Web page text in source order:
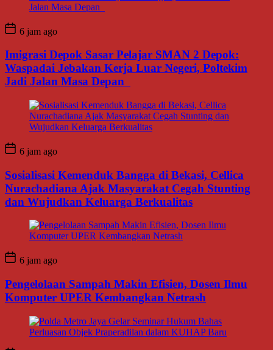
6 jam ago
Imigrasi Depok Sasar Pelajar SMAN 2 Depok:
Waspadai Jebakan Kerja Luar Negeri, Poltekim
Jadi Jalan Masa Depan
6 jam ago
Sosialisasi Kemenduk Bangga di Bekasi, Cellica
Nurachadiana Ajak Masyarakat Cegah Stunting
dan Wujudkan Keluarga Berkualitas
6 jam ago
Pengelolaan Sampah Makin Efisien, Dosen Ilmu
Komputer UPER Kembangkan Netrash